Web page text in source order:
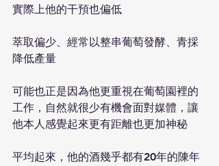
實際上他的干預也偏低
萃取偏少、經常以整串葡萄發酵、青採
降低產量
可能也正是因為他更重視在葡萄園裡的
工作，自然就很少有機會面對媒體，讓
他本人感覺起來更有距離也更加神秘
平均起來，他的酒幾乎都有20年的陳年